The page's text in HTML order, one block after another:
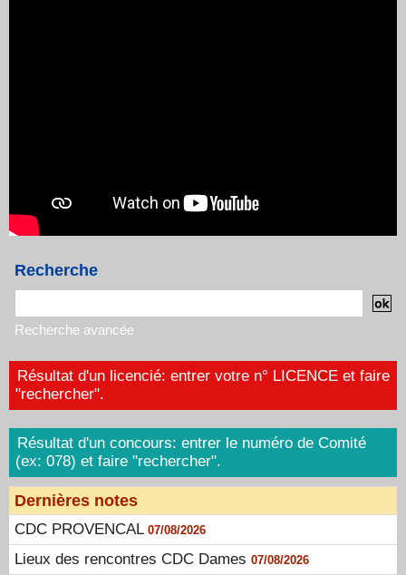
Recherche
Recherche avancée
Résultat d'un licencié: entrer votre n° LICENCE et faire
"rechercher".
Résultat d'un concours: entrer le numéro de Comité
(ex: 078) et faire "rechercher".
Dernières notes
CDC PROVENCAL 07/08/2026
Lieux des rencontres CDC Dames 07/08/2026